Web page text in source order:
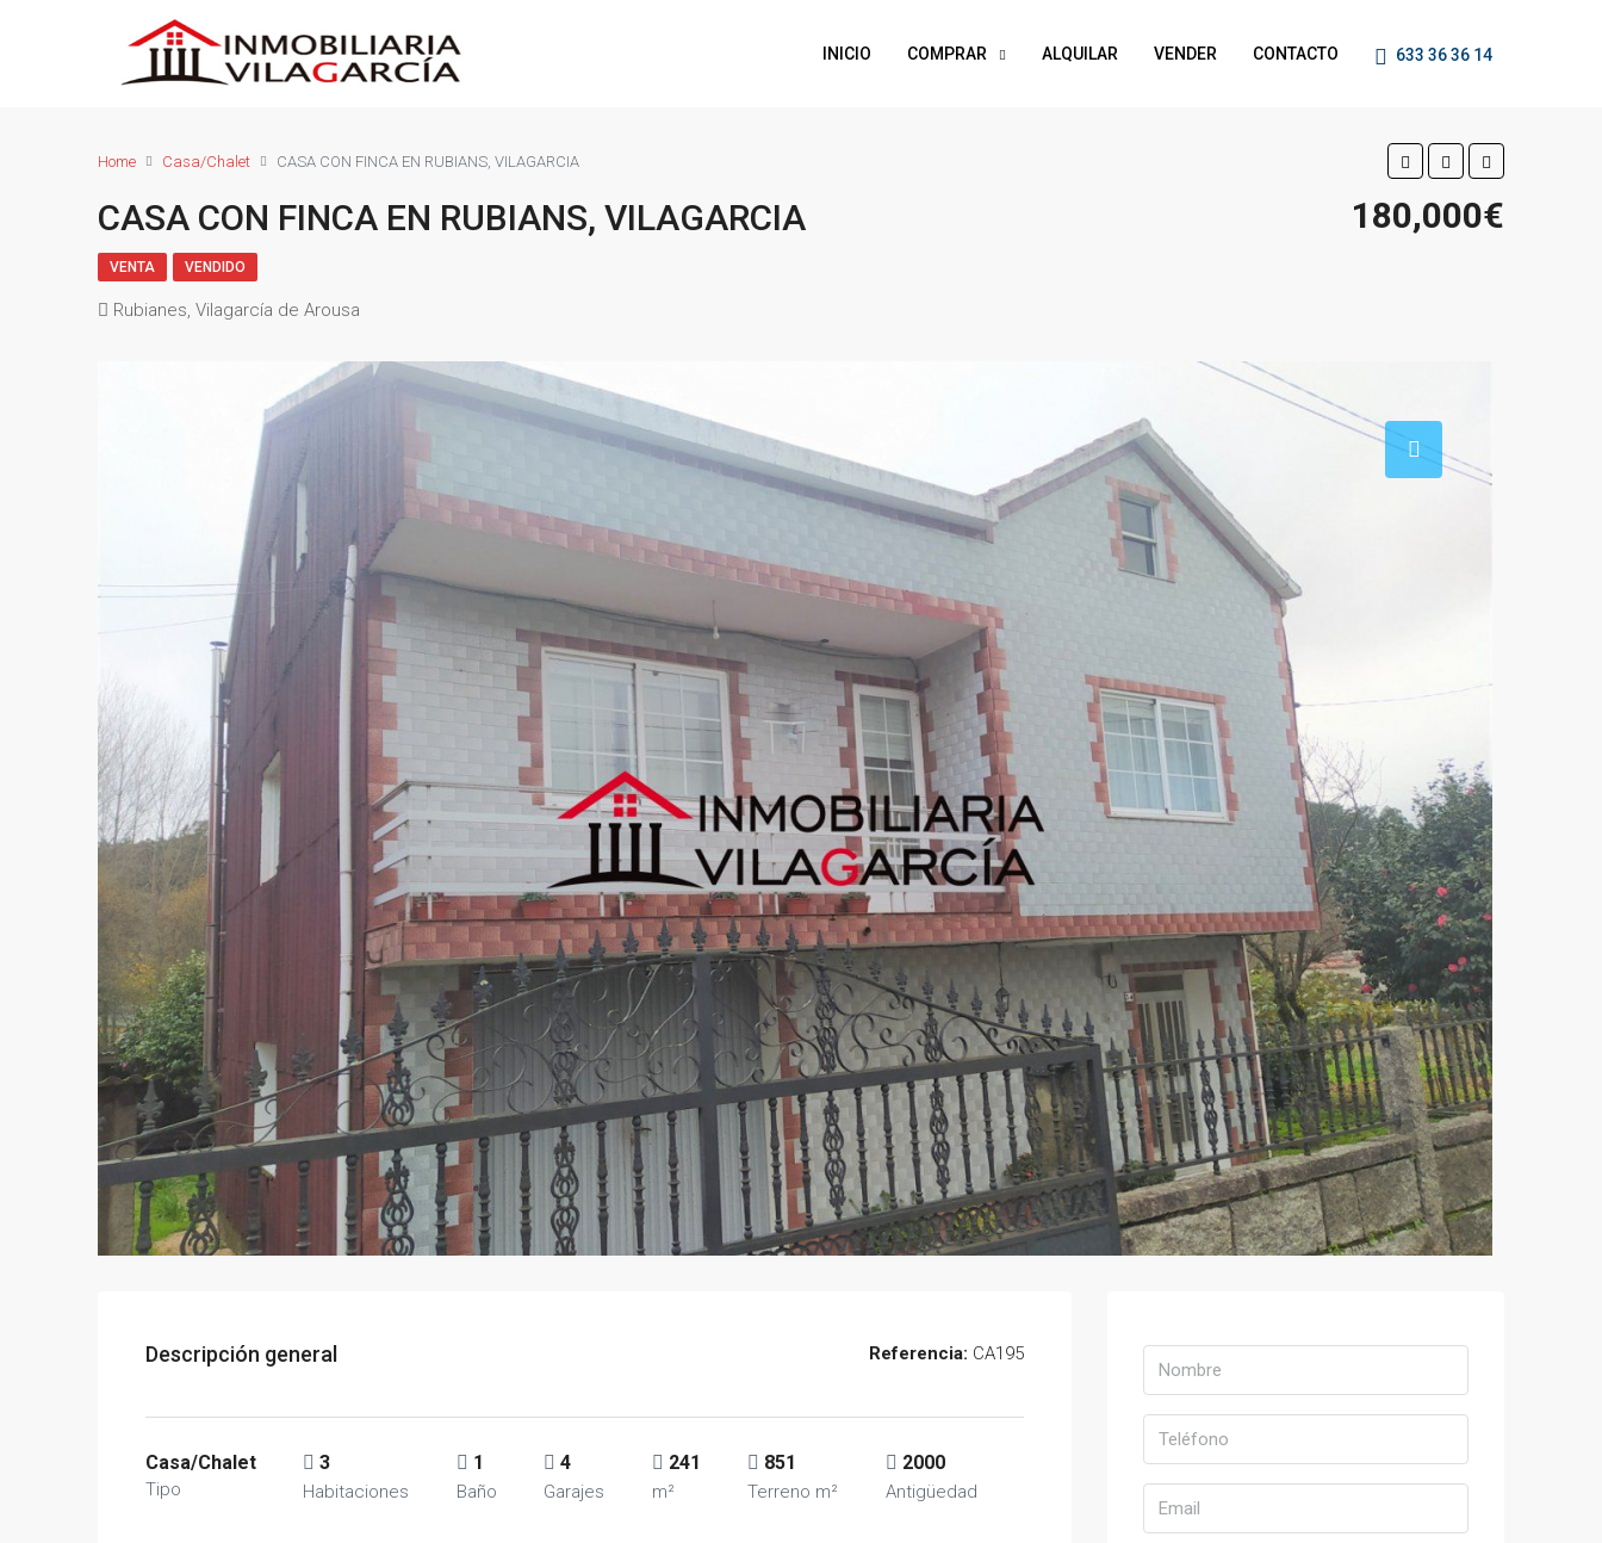
INICIO COMPRAR ALQUILAR VENDER CONTACTO 633 36 36 14
Home Casa/Chalet CASA CON FINCA EN RUBIANS, VILAGARCIA
CASA CON FINCA EN RUBIANS, VILAGARCIA 180,000€
VENTA VENDIDO
Rubianes, Vilagarcía de Arousa
Descripción general Referencia: CA195
Casa/Chalet
Tipo
3
Habitaciones
1
Baño
4
Garajes
241
m²
851
Terreno m²
2000
Antigüedad